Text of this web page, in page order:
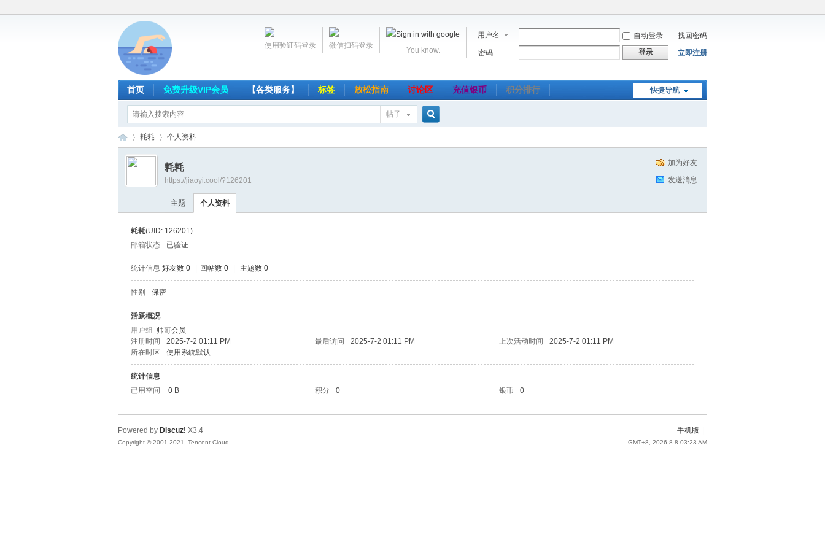
用户名 自动登录
找回密码
密码
登录 立即注册
You know.
微信扫码登录
使用验证码登录
快捷导航
首页 免费升级VIP会员 【各类服务】 标签 放松指南 讨论区 充值银币 积分排行
帖子
网
›
耗耗
›
个人资料
加为好友
发送消息
耗耗
https://jiaoyi.cool/?126201
主题 个人资料
耗耗(UID: 126201)
邮箱状态
已验证
统计信息 好友数 0 回帖数 0 主题数 0
性别 保密
活跃概况
用户组 帅哥会员
注册时间
2025-7-2 01:11 PM 最后访问 2025-7-2 01:11 PM 上次活动时间
2025-7-2 01:11 PM
所在时区
使用系统默认
统计信息
已用空间
0 B 积分 0 银币 0
手机版
GMT+8, 2026-8-8 03:23 AM
Powered by Discuz! X3.4
Copyright © 2001-2021, Tencent Cloud.